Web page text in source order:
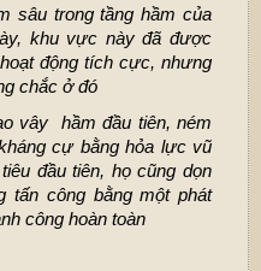
sâu trong tầng hầm của
khu vực này đã được
động tích cực, nhưng
chắc ở đó
vây hầm đầu tiên, ném
cự bằng hỏa lực vũ
đầu tiên, họ cũng dọn
tấn công bằng một phát
công hoàn toàn